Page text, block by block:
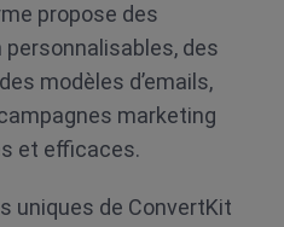
propose des
des
modèles d’emails,
marketing
et efficaces.
uniques de ConvertKit